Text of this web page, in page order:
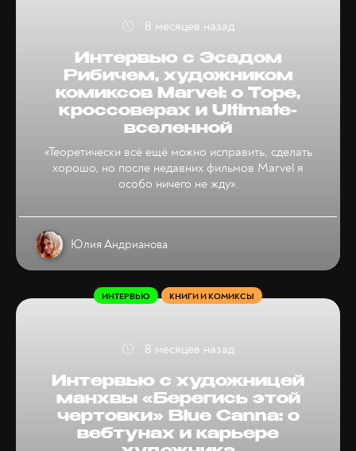
Интервью с Эсадом
Рибичем, художником
комиксов Marvel: о Торе,
кроссоверах и Ultimate-
вселенной
«Теоретически всё ещё можно исправить, сделать
хорошо, но после недавних фильмов Marvel я
особо ничего не жду».
Юлия Андрианова
8 месяцев назад
Интервью с художницей
манхвы «Берегись этой
чертовки» Blue Canna: о
вебтунах и карьере
ИНТЕРВЬЮ КНИГИ И КОМИКСЫ
8 месяцев назад